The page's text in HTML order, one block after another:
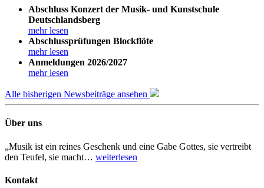
Abschluss Konzert der Musik- und Kunstschule
Deutschlandsberg
mehr lesen
Abschlussprüfungen Blockflöte
mehr lesen
Anmeldungen 2026/2027
mehr lesen
Alle bisherigen Newsbeiträge ansehen
Über uns
„Musik ist ein reines Geschenk und eine Gabe Gottes, sie vertreibt
den Teufel, sie macht… weiterlesen
Kontakt